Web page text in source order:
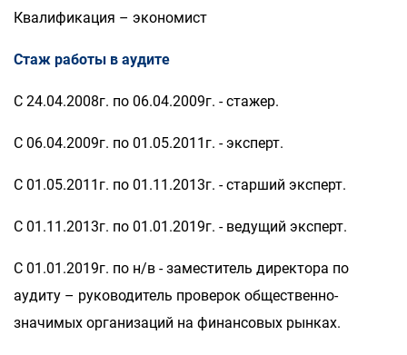
Квалификация – экономист
Стаж работы в аудите
С 24.04.2008г. по 06.04.2009г. - стажер.
С 06.04.2009г. по 01.05.2011г. - эксперт.
С 01.05.2011г. по 01.11.2013г. - старший эксперт.
С 01.11.2013г. по 01.01.2019г. - ведущий эксперт.
С 01.01.2019г. по н/в - заместитель директора по
аудиту – руководитель проверок общественно-
значимых организаций на финансовых рынках.